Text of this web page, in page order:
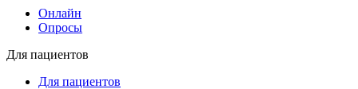
Онлайн
Опросы
Для пациентов
Для пациентов